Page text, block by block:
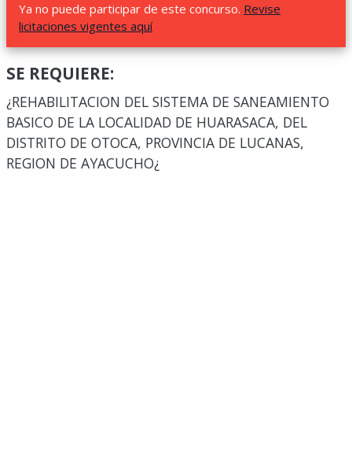
Ya no puede participar de este concurso. Revise
licitaciones vigentes aquí
SE REQUIERE:
¿REHABILITACION DEL SISTEMA DE SANEAMIENTO
BASICO DE LA LOCALIDAD DE HUARASACA, DEL
DISTRITO DE OTOCA, PROVINCIA DE LUCANAS,
REGION DE AYACUCHO¿